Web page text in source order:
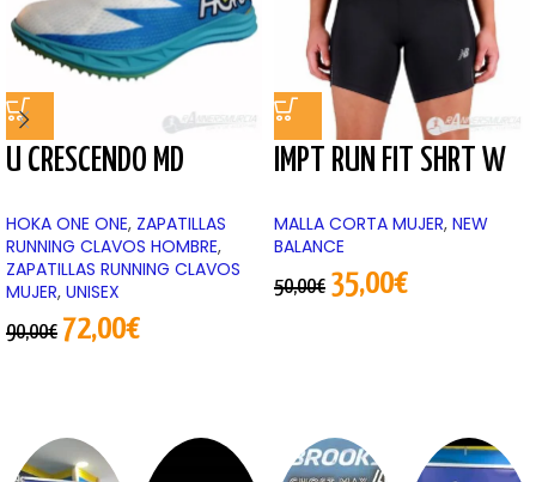
U CRESCENDO MD
HOKA ONE ONE, ZAPATILLAS
RUNNING CLAVOS HOMBRE,
ZAPATILLAS RUNNING CLAVOS
MUJER, UNISEX
90,00€ 72,00€
IMPT RUN FIT SHRT W
MALLA CORTA MUJER, NEW
BALANCE
50,00€ 35,00€